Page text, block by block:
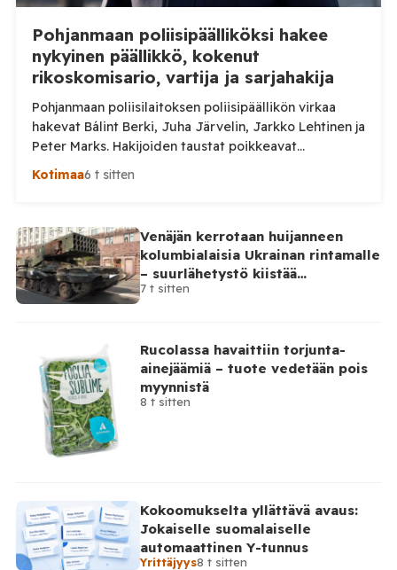
Pohjanmaan poliisipäälliköksi hakee
nykyinen päällikkö, kokenut
rikoskomisario, vartija ja sarjahakija
Pohjanmaan poliisilaitoksen poliisipäällikön virkaa
hakevat Bálint Berki, Juha Järvelin, Jarkko Lehtinen ja
Peter Marks. Hakijoiden taustat poikkeavat
huomattavasti toisistaan. Poliisihallitus nimittää
sen virkapaikkana on Vaasa. Poliisipäällikkö vastaa
muun muassa poliisilaitoksen toiminnan, talouden ja
henkilöstön johtamisesta sekä poliisipalvelujen
järjestämisestä laitoksen alueella. Tilaa Posi […]
Kotimaa6 t sitten
Venäjän kerrotaan huijanneen
kolumbialaisia Ukrainan rintamalle
– suurlähetystö kiistää
osallisuutensa
7 t sitten
Rucolassa havaittiin torjunta-
ainejäämiä – tuote vedetään pois
myynnistä
8 t sitten
Kokoomukselta yllättävä avaus:
Jokaiselle suomalaiselle
automaattinen Y-tunnus
Yrittäjyys8 t sitten